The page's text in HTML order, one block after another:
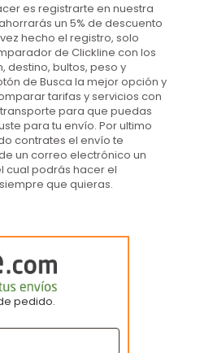
es registrarte en nuestra
un 5% de descuento
hecho el registro, solo
de Clickline con los
destino, bultos, peso y
de Busca la mejor opción y
tarifas y servicios con
para que puedas
para tu envío. Por ultimo
contrates el envío te
un correo electrónico un
cual podrás hacer el
que quieras.
pedido.